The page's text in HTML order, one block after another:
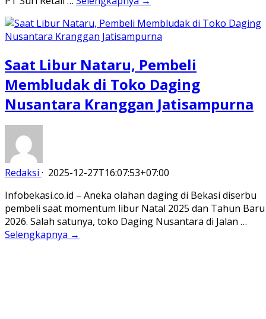
Saat Libur Nataru, Pembeli
Membludak di Toko Daging
Nusantara Kranggan Jatisampurna
Redaksi · 2025-12-27T16:07:53+07:00
Infobekasi.co.id – Aneka olahan daging di Bekasi diserbu
pembeli saat momentum libur Natal 2025 dan Tahun Baru
2026. Salah satunya, toko Daging Nusantara di Jalan …
Selengkapnya →